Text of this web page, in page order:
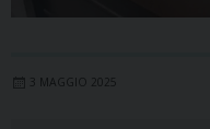
3 MAGGIO 2025